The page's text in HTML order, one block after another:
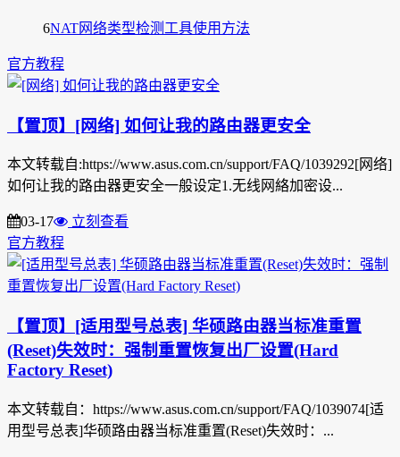
6NAT网络类型检测工具使用方法
官方教程
【置顶】[网络] 如何让我的路由器更安全
本文转载自:https://www.asus.com.cn/support/FAQ/1039292[网络]
如何让我的路由器更安全一般设定1.无线网絡加密设...
03-17
立刻查看
官方教程
【置顶】[适用型号总表] 华硕路由器当标准重置
(Reset)失效时：强制重置恢复出厂设置(Hard
Factory Reset)
本文转载自：https://www.asus.com.cn/support/FAQ/1039074[适
用型号总表]华硕路由器当标准重置(Reset)失效时：...